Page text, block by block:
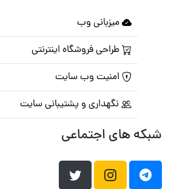
میزبانی وب
طراحی فروشگاه اینترنتی
امنیت وب سایت
نگهداری و پشتیبانی سایت
شبکه های اجتماعی